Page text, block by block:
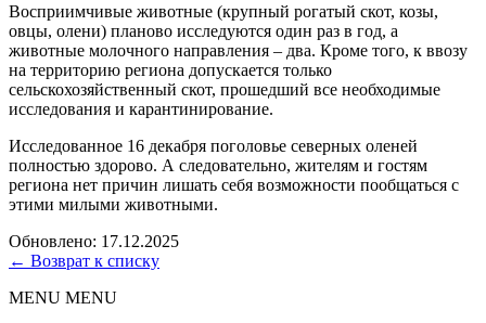
Восприимчивые животные (крупный рогатый скот, козы,
овцы, олени) планово исследуются один раз в год, а
животные молочного направления – два. Кроме того, к ввозу
на территорию региона допускается только
сельскохозяйственный скот, прошедший все необходимые
исследования и карантинирование.
Исследованное 16 декабря поголовье северных оленей
полностью здорово. А следовательно, жителям и гостям
региона нет причин лишать себя возможности пообщаться с
этими милыми животными.
Обновлено: 17.12.2025
← Возврат к списку
MENU MENU